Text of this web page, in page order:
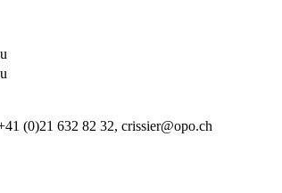
(0)21 632 82 32, crissier@opo.ch